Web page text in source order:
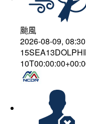
颱風
2026-08-09,